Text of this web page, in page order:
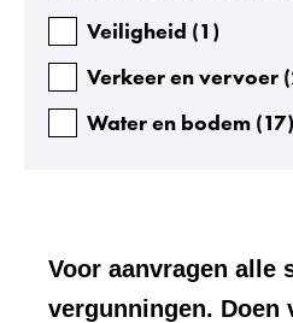
Veiligheid (1 )
Verkeer en vervoer (
Water en bodem (17)
Voor aanvragen alle
vergunningen. Doen